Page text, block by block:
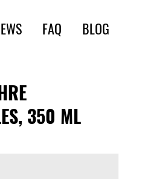
FAQ BLOG
350 ML